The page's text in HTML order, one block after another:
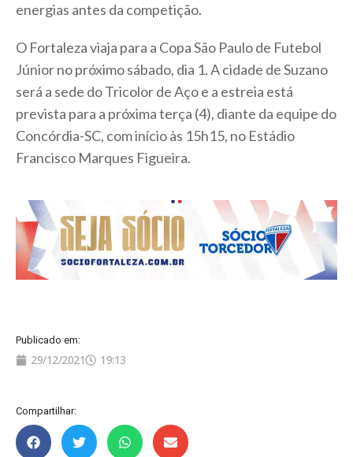
energias antes da competição.
O Fortaleza viaja para a Copa São Paulo de Futebol
Júnior no próximo sábado, dia 1. A cidade de Suzano
será a sede do Tricolor de Aço e a estreia está
prevista para a próxima terça (4), diante da equipe do
Concórdia-SC, com início às 15h15, no Estádio
Francisco Marques Figueira.
Publicado em:
29/12/2021 19:13
Compartilhar: